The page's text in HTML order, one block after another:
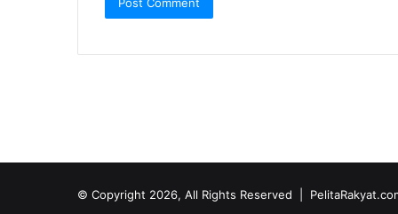
© Copyright 2026, All Rights Reserved |